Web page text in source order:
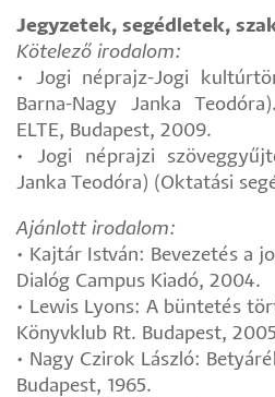
Jegyzetek, segédletek,
Kötelező irodalom:
• Jogi néprajz-Jogi
Barna-Nagy Janka
ELTE, Budapest, 2009.
• Jogi néprajzi
Janka Teodóra) (Oktatási
Ajánlott irodalom:
• Kajtár István: Bevezetés a
Dialóg Campus Kiadó, 2004.
• Lewis Lyons: A büntetés
Könyvklub Rt. Budapest,
• Nagy Czirok László:
Budapest, 1965.